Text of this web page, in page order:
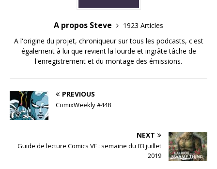
A propos Steve
1923 Articles
A l'origine du projet, chroniqueur sur tous les podcasts, c'est
également à lui que revient la lourde et ingrâte tâche de
l'enregistrement et du montage des émissions.
PREVIOUS
ComixWeekly #448
NEXT
Guide de lecture Comics VF : semaine du 03 juillet
2019